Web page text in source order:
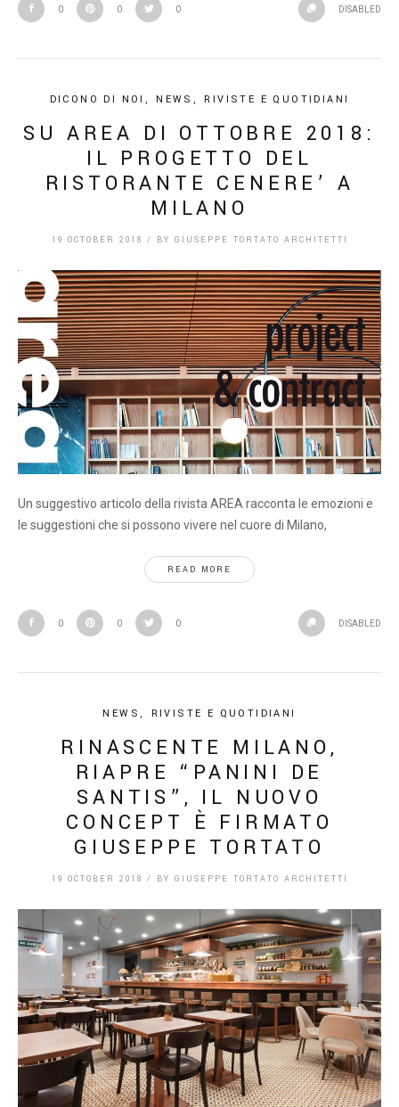
0 0 0 DISABLED
DICONO DI NOI , NEWS , RIVISTE E QUOTIDIANI
SU AREA DI OTTOBRE 2018:
IL PROGETTO DEL
RISTORANTE CENERE’ A
MILANO
19 OCTOBER 2018 / BY GIUSEPPE TORTATO ARCHITETTI
Un suggestivo articolo della rivista AREA racconta le emozioni e
le suggestioni che si possono vivere nel cuore di Milano,
READ MORE
0 0 0 DISABLED
NEWS, RIVISTE E QUOTIDIANI
RINASCENTE MILANO,
RIAPRE “PANINI DE
SANTIS”, IL NUOVO
CONCEPT È FIRMATO
GIUSEPPE TORTATO
19 OCTOBER 2018 / BY GIUSEPPE TORTATO ARCHITETTI